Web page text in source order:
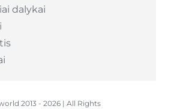
dalykai
2013 - 2026 | All Rights